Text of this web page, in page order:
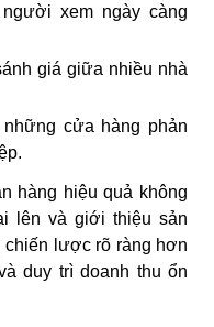
xem ngày càng
giá giữa nhiều nhà
cửa hàng phản
hàng hiệu quả không
lên và giới thiệu sản
lược rõ ràng hơn
duy trì doanh thu ổn